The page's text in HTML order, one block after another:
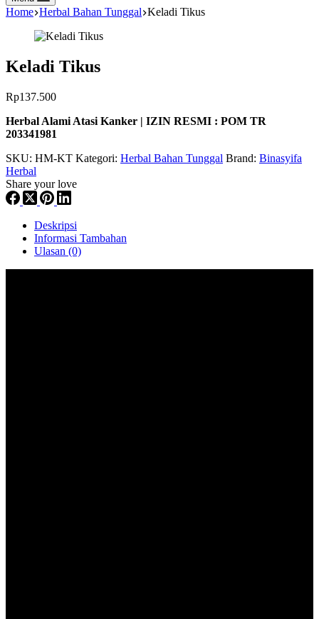
Home Herbal Bahan Tunggal Keladi Tikus
Keladi Tikus
Rp137.500
Herbal Alami Atasi Kanker | IZIN RESMI : POM TR
203341981
SKU: HM-KT Kategori: Herbal Bahan Tunggal Brand: Binasyifa
Herbal
Share your love
Deskripsi
Informasi Tambahan
Ulasan (0)